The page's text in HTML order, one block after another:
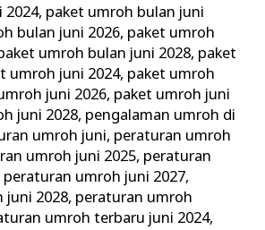
2024, paket umroh bulan juni
bulan juni 2026, paket umroh
umroh bulan juni 2028, paket
umroh juni 2024, paket umroh
juni 2026, paket umroh juni
juni 2028, pengalaman umroh di
umroh juni, peraturan umroh
umroh juni 2025, peraturan
peraturan umroh juni 2027,
juni 2028, peraturan umroh
umroh terbaru juni 2024,